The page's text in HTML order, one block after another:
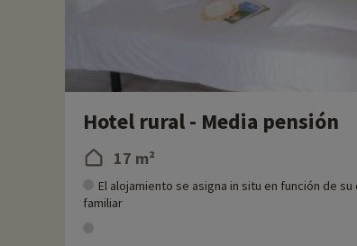
Hotel rural - Media pensión
17 m²
El alojamiento se asigna in situ en función de
familiar